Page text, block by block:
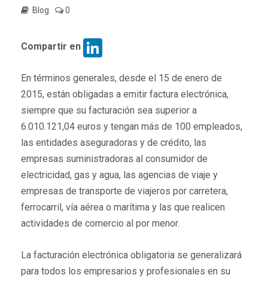
Blog
0
Compartir en
En términos generales, desde el 15 de enero de
2015, están obligadas a emitir factura electrónica,
siempre que su facturación sea superior a
6.010.121,04 euros y tengan más de 100 empleados,
las entidades aseguradoras y de crédito, las
empresas suministradoras al consumidor de
electricidad, gas y agua, las agencias de viaje y
empresas de transporte de viajeros por carretera,
ferrocarril, vía aérea o marítima y las que realicen
actividades de comercio al por menor.
La facturación electrónica obligatoria se generalizará
para todos los empresarios y profesionales en su